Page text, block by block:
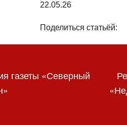
22.05.26
Поделиться статьёй:
газеты «Северный